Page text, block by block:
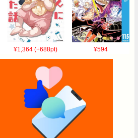
¥1,364 (+688pt) ¥594